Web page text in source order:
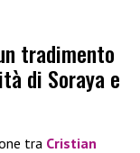
tradimento
di Soraya e
tra Cristian